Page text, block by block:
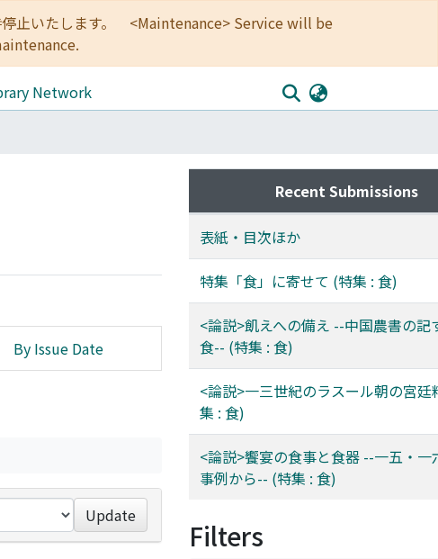
停止いたします。 <Maintenance> Service will be
Network
By Issue Date
Update
Recent Submissions
表紙・目次ほか
特集「食」に寄せて (特集 : 食)
<論説>飢えへの備え --中国農書の記
食-- (特集 : 食)
<論説>一三世紀のラスール朝の宮廷
集 : 食)
<論説>饗宴の食事と食器 --一五・一
事例から-- (特集 : 食)
Filters